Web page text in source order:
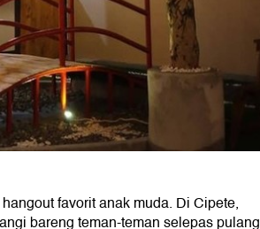
favorit anak muda. Di Cipete,
bareng teman-teman selepas pulang